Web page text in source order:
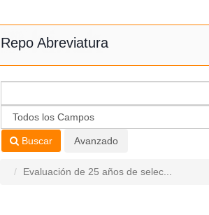
Repo Abreviatura
Buscar Avanzado
Evaluación de 25 años de selec...